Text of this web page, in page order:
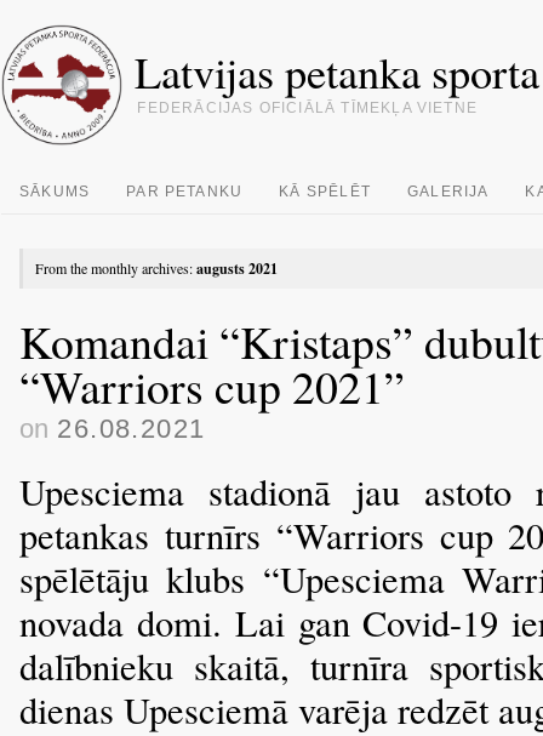
Latvijas petanka
FEDERĀCIJAS OFICIĀLĀ TĪMEKĻA VIETNE
SĀKUMS PAR PETANKU KĀ SPĒLĒT GALERIJA
From the monthly archives:augusts 2021
Komandai “Kristaps”
“Warriors cup 2021”
on 26.08.2021
Upesciema stadionā jau astoto
petankas turnīrs “Warriors cup
spēlētāju klubs “Upesciema
novada domi. Lai gan Covid-19
dalībnieku skaitā, turnīra
dienas Upesciemā varēja redzēt